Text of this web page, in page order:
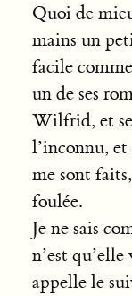
Quoi de
mains un
facile
un de ses
Wilfrid, et
l’inconnu, et
me sont
foulée.
Je ne sais
n’est
appelle le